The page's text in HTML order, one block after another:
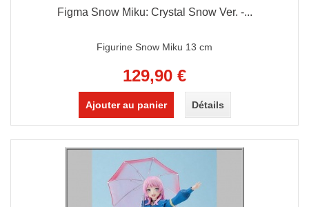
Figma Snow Miku: Crystal Snow Ver. -...
Figurine Snow Miku 13 cm
129,90 €
Ajouter au panier Détails